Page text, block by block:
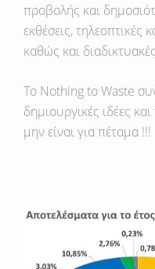
προβολής και
εκθέσεις, τηλεοπτικές
καθώς και
Το Nothing to Waste
δημιουργικές ιδέες
μην είναι για πέταμα !!!